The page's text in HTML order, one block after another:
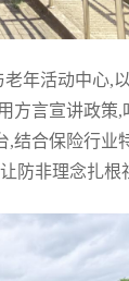
年活动中心,
方言宣讲政
结合保险行
防非理念扎根